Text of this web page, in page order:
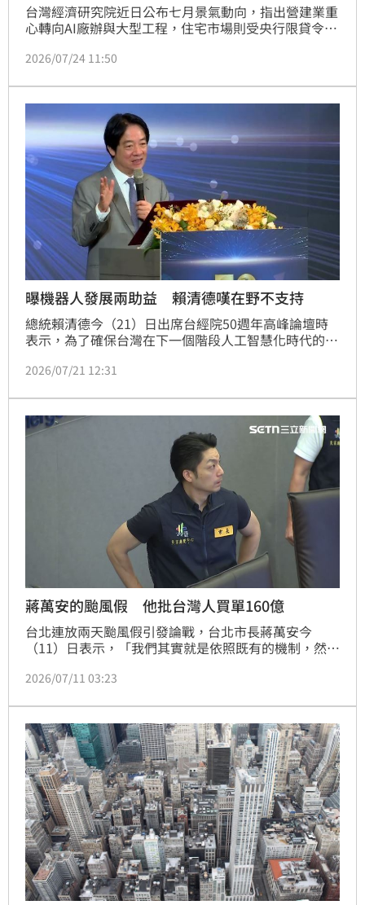
台灣經濟研究院近日公布七月景氣動向，指出營建業重
心轉向AI廠辦與大型工程，住宅市場則受央行限貸令壓
都移轉年減2.8%，市場交易熱度較去年趨緩。台經院
策已轉向精準扶助。即將上路的「青安3.0」方案設有
總價上限及個人排富等四大緊箍咒，雖有控管性質，但
針對新婚與育兒家庭提供高額貸款，將成為支撐低總價
剛需市場的核心力量。整體而言，政策管制天花板已
現，最壞情況已過，房市正逐步回歸健康的橫盤整理格
局，未來將由剛性需求主導市場走勢。
2026/07/24 11:50
曝機器人發展兩助益 賴清德嘆在野不支持
總統賴清德今（21）日出席台經院50週年高峰論壇時
表示，為了確保台灣在下一個階段人工智慧化時代的競
術，包括矽光子、量子運算以及機器人，其中廣義的機
何要提出國防特別預算的原因，一方面希望強化國防力
量、保護國家安全，一方面也推動產業發展，「比較可
惜的是，我們一直還沒有辦法得到在野黨在立法院的支
2026/07/21 12:31
蔣萬安的颱風假 他批台灣人買單160億
台北連放兩天颱風假引發論戰，台北市長蔣萬安今
（11）日表示，「我們其實就是依照既有的機制，然後
布」。政治工作者周軒說，一個台北市長不按科學數
160億幫他買單，這不僅是台北市的損失，更讓台灣長
期賴以生存的「效率與安全的平衡」嚴重破功。
2026/07/11 03:23